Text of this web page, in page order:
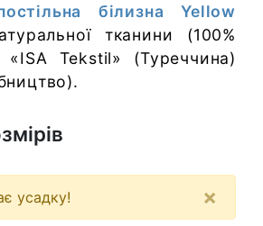
білизна Yellow
тканини (100%
«ISA Tekstil» (Туреччина)
усадку! ×